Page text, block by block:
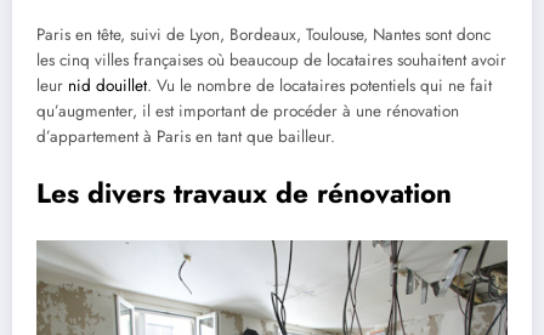
Paris en tête, suivi de Lyon, Bordeaux, Toulouse, Nantes sont donc
les cinq villes françaises où beaucoup de locataires souhaitent avoir
leur nid douillet. Vu le nombre de locataires potentiels qui ne fait
qu’augmenter, il est important de procéder à une rénovation
d’appartement à Paris en tant que bailleur.
Les divers travaux de rénovation